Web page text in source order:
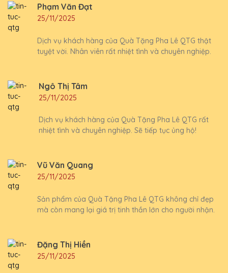
Phạm Văn Đạt
25/11/2025
Dịch vụ khách hàng của Quà Tặng Pha Lê QTG thật
tuyệt vời. Nhân viên rất nhiệt tình và chuyên nghiệp.
Ngô Thị Tâm
25/11/2025
Dịch vụ khách hàng của Quà Tặng Pha Lê QTG rất
nhiệt tình và chuyên nghiệp. Sẽ tiếp tục ủng hộ!
Vũ Văn Quang
25/11/2025
Sản phẩm của Quà Tặng Pha Lê QTG không chỉ đẹp
mà còn mang lại giá trị tinh thần lớn cho người nhận.
Đặng Thị Hiền
25/11/2025